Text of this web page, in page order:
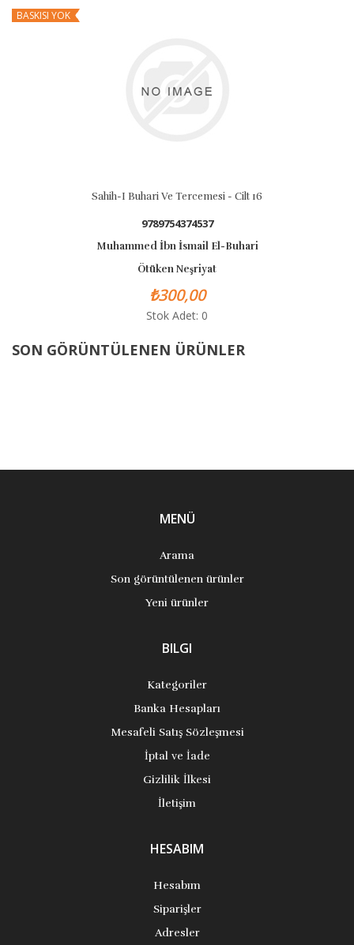
BASKISI YOK
Sahih-I Buhari Ve Tercemesi - Cilt 16
9789754374537
Muhammed İbn İsmail El-Buhari
Ötüken Neşriyat
₺300,00
Stok Adet: 0
SON GÖRÜNTÜLENEN ÜRÜNLER
MENÜ
Arama
Son görüntülenen ürünler
Yeni ürünler
BILGI
Kategoriler
Banka Hesapları
Mesafeli Satış Sözleşmesi
İptal ve İade
Gizlilik İlkesi
İletişim
HESABIM
Hesabım
Siparişler
Adresler